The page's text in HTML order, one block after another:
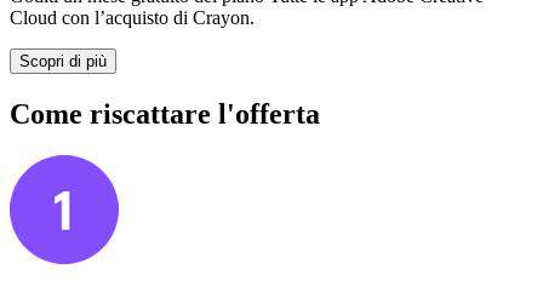
Cloud con l’acquisto di Crayon.
Scopri di più
Come riscattare l'offerta